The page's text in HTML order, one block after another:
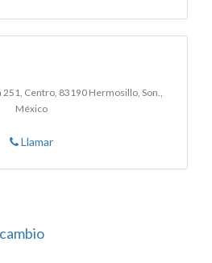
251, Centro, 83190 Hermosillo, Son.,
México
Llamar